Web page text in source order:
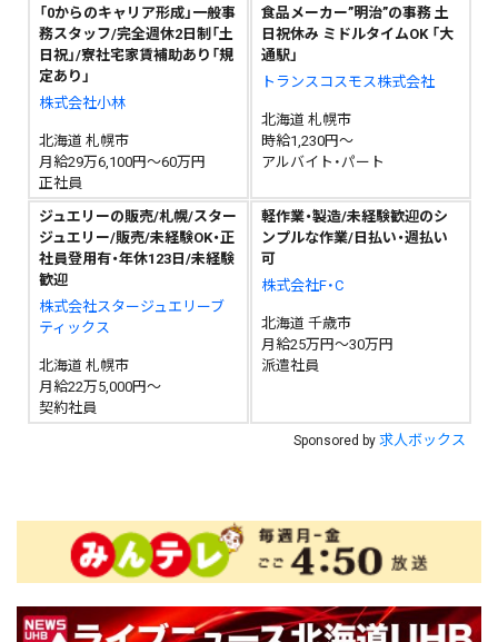
「0からのキャリア形成」一般事
務スタッフ/完全週休2日制「土
日祝」/寮社宅家賃補助あり「規
定あり」
株式会社小林
北海道 札幌市
月給29万6,100円～60万円
正社員
食品メーカー”明治”の事務 土
日祝休み ミドルタイムOK 「大
通駅」
トランスコスモス株式会社
北海道 札幌市
時給1,230円～
アルバイト・パート
ジュエリーの販売/札幌/スター
ジュエリー/販売/未経験OK・正
社員登用有・年休123日/未経験
歓迎
株式会社スタージュエリーブ
ティックス
北海道 札幌市
月給22万5,000円～
契約社員
軽作業・製造/未経験歓迎のシ
ンプルな作業/日払い・週払い
可
株式会社F・C
北海道 千歳市
月給25万円～30万円
派遣社員
Sponsored by 求人ボックス